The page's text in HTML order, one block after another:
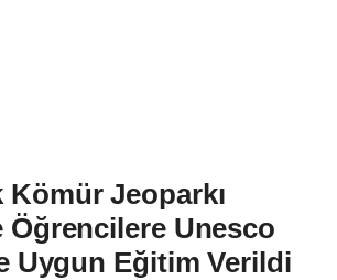
Jeoparkı
Öğrencilere Unesco
Uygun Eğitim Verildi